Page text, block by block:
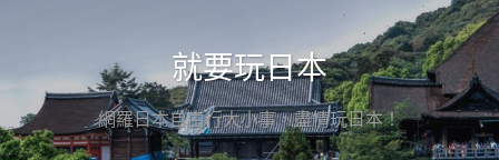
就要玩日本
網羅日本自由行大小事，盡情玩日本！